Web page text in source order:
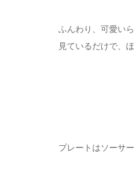
ふんわり、可愛い
見ているだけで、
プレートはソーサ